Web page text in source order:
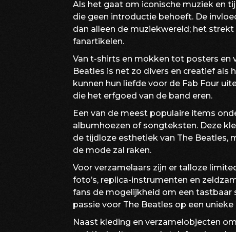
Als het gaat om iconische muziek en
die geen introductie behoeft. De
dan alleen de muziekwereld; het
fanartikelen.
Van t-shirts en mokken tot posters en
Beatles is net zo divers en creatief als
kunnen hun liefde voor de Fab Four
die het erfgoed van de band eren.
Een van de meest populaire items
albumhoezen of songteksten. Deze
de tijdloze esthetiek van The
de mode zal raken.
Voor verzamelaars zijn er talloze
foto’s, replica-instrumenten en
fans de mogelijkheid om een tastbaar
passie voor The Beatles op een
Naast kleding en verzamelobjecten